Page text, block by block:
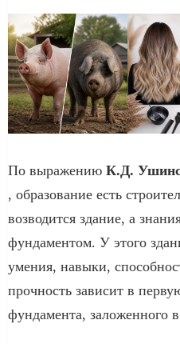
По выражению К.Д.
, образование есть
возводится здание, а
фундаментом. У этого
умения, навыки,
прочность зависит в
фундамента, заложенного